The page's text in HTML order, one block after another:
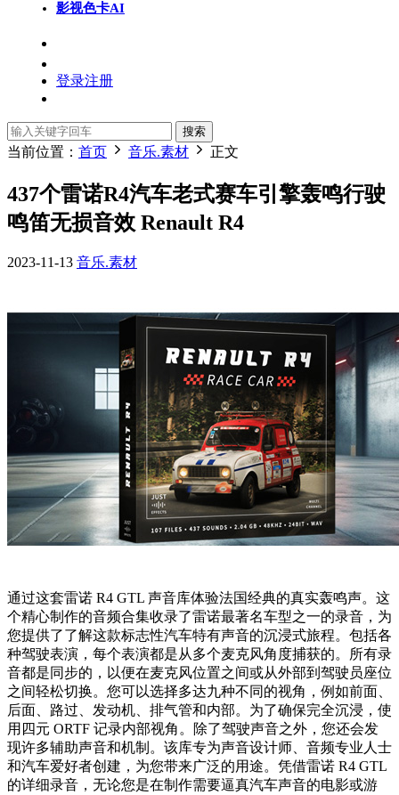
影视色卡AI
登录注册
搜索
当前位置： 首页 音乐.素材 正文
437个雷诺R4汽车老式赛车引擎轰鸣行驶
鸣笛无损音效 Renault R4
2023-11-13 音乐.素材
通过这套雷诺 R4 GTL 声音库体验法国经典的真实轰鸣声。这
个精心制作的音频合集收录了雷诺最著名车型之一的录音，为
您提供了了解这款标志性汽车特有声音的沉浸式旅程。包括各
种驾驶表演，每个表演都是从多个麦克风角度捕获的。所有录
音都是同步的，以便在麦克风位置之间或从外部到驾驶员座位
之间轻松切换。您可以选择多达九种不同的视角，例如前面、
后面、路过、发动机、排气管和内部。为了确保完全沉浸，使
用四元 ORTF 记录内部视角。除了驾驶声音之外，您还会发
现许多辅助声音和机制。该库专为声音设计师、音频专业人士
和汽车爱好者创建，为您带来广泛的用途。凭借雷诺 R4 GTL
的详细录音，无论您是在制作需要逼真汽车声音的电影或游